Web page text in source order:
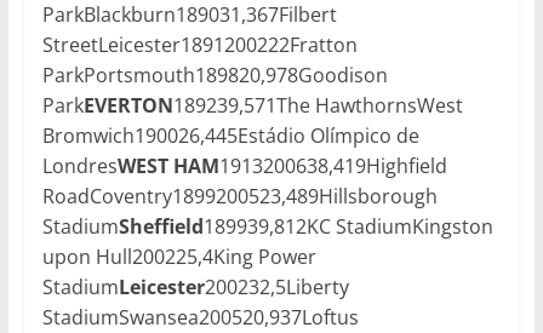
ParkBlackburn189031,367Filbert
StreetLeicester1891200222Fratton
ParkPortsmouth189820,978Goodison
ParkEVERTON189239,571The HawthornsWest
Bromwich190026,445Estádio Olímpico de
LondresWEST HAM1913200638,419Highfield
RoadCoventry1899200523,489Hillsborough
StadiumSheffield189939,812KC StadiumKingston
upon Hull200225,4King Power
StadiumLeicester200232,5Liberty
StadiumSwansea200520,937Loftus